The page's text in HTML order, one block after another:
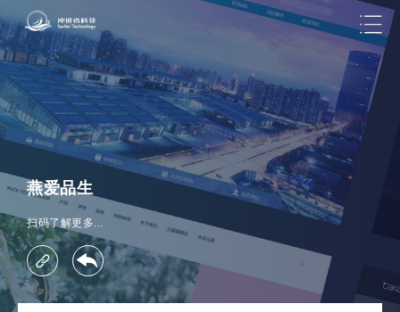
燕爱品生
扫码了解更多...